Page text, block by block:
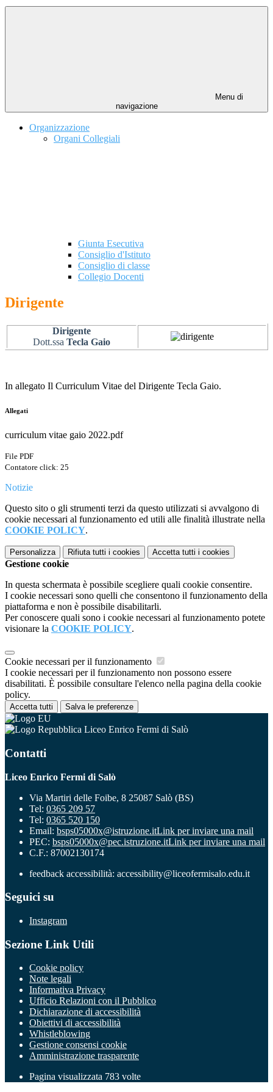
Menu di
navigazione
Organizzazione
Organi Collegiali
Giunta Esecutiva
Consiglio d'Istituto
Consiglio di classe
Collegio Docenti
Dirigente
Dirigente
Dott.ssa Tecla Gaio
In allegato Il Curriculum Vitae del Dirigente Tecla Gaio.
Allegati
curriculum vitae gaio 2022.pdf
File PDF
Contatore click: 25
Notizie
Questo sito o gli strumenti terzi da questo utilizzati si avvalgono di
cookie necessari al funzionamento ed utili alle finalità illustrate nella
COOKIE POLICY.
Personalizza Rifiuta tutti i cookies Accetta tutti i cookies
Gestione cookie
In questa schermata è possibile scegliere quali cookie consentire.
I cookie necessari sono quelli che consentono il funzionamento della
piattaforma e non è possibile disabilitarli.
Per conoscere quali sono i cookie necessari al funzionamento potete
visionare la COOKIE POLICY.
Cookie necessari per il funzionamento
I cookie necessari per il funzionamento non possono essere
disabilitati. È possibile consultare l'elenco nella pagina della cookie
policy.
Accetta tutti Salva le preferenze
Liceo Enrico Fermi di Salò
Contatti
Liceo Enrico Fermi di Salò
Via Martiri delle Foibe, 8 25087 Salò (BS)
Tel: 0365 209 57
Tel: 0365 520 150
Email: bsps05000x@istruzione.itLink per inviare una mail
PEC: bsps05000x@pec.istruzione.itLink per inviare una mail
C.F.: 87002130174
feedback accessibilità: accessibility@liceofermisalo.edu.it
Seguici su
Instagram
Sezione Link Utili
Cookie policy
Note legali
Informativa Privacy
Ufficio Relazioni con il Pubblico
Dichiarazione di accessibilità
Obiettivi di accessibilità
Whistleblowing
Gestione consensi cookie
Amministrazione trasparente
Pagina visualizzata 783 volte